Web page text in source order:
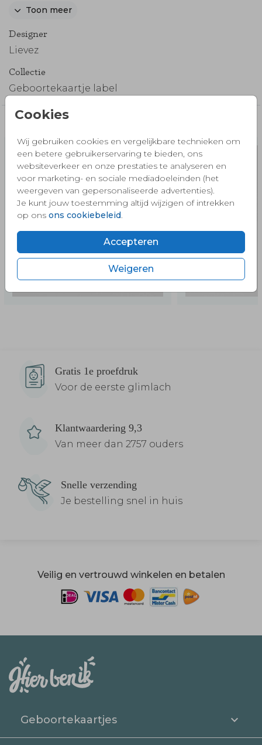
Cookies
Wij gebruiken cookies en vergelijkbare technieken om
een betere gebruikerservaring te bieden, ons
websiteverkeer en onze prestaties te analyseren en
voor marketing- en sociale mediadoeleinden (het
weergeven van gepersonaliseerde advertenties).
Je kunt jouw toestemming altijd wijzigen of intrekken
op ons ons cookiebeleid.
Accepteren
Weigeren
bevestigingsmaterialen en versieringen
een velvet-lintje of een stoer touwtje en bestel
kaart.
Thuis kun je de geboortekaartjes hiermee
De daadwerkelijke maat van het kaartje is 11x17
cm
Langere verzendtijd:
Voor 18:00 uur besteld, volgende werkdag
verzonden
Toon meer
Designer
Lievez
Collectie
Geboortekaartje label
Gratis 1e proefdruk
Voor de eerste glimlach
Klantwaardering 9,3
Van meer dan 2757 ouders
Snelle verzending
Je bestelling snel in huis
Veilig en vertrouwd winkelen en betalen
Geboortekaartjes